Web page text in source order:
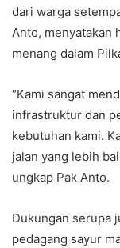
dari warga
Anto, menyatakan
menang dalam
“Kami sangat
infrastruktur dan
kebutuhan kami.
jalan yang lebih
ungkap Pak Anto.
Dukungan serupa
pedagang sayur